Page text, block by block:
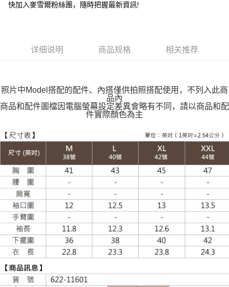
全家取貨付款
每笔NT$100，满NT$599(含以上)免运费
每笔NT$100，满NT$988(含以上)免运费
付款後萊爾富取貨
每笔NT$100，满NT$988(含以上)免运费
7-11取貨付款
每笔NT$100，满NT$988(含以上)免运费
付款後7-11取貨
每笔NT$100，满NT$988(含以上)免运费
大嘴鳥宅配通
每笔NT$100，满NT$988(含以上)免运费
貨到付款
每笔NT$120
快加入麥雪爾粉絲團，隨時把握最新資訊!
详细说明 商品规格 相关推荐
照片中Model搭配的配件、內搭僅供拍照搭配使用，不列入此商
品內
商品和配件圖檔因電腦螢幕設定差異會略有不同，請以商品和配
件實際顏色為主